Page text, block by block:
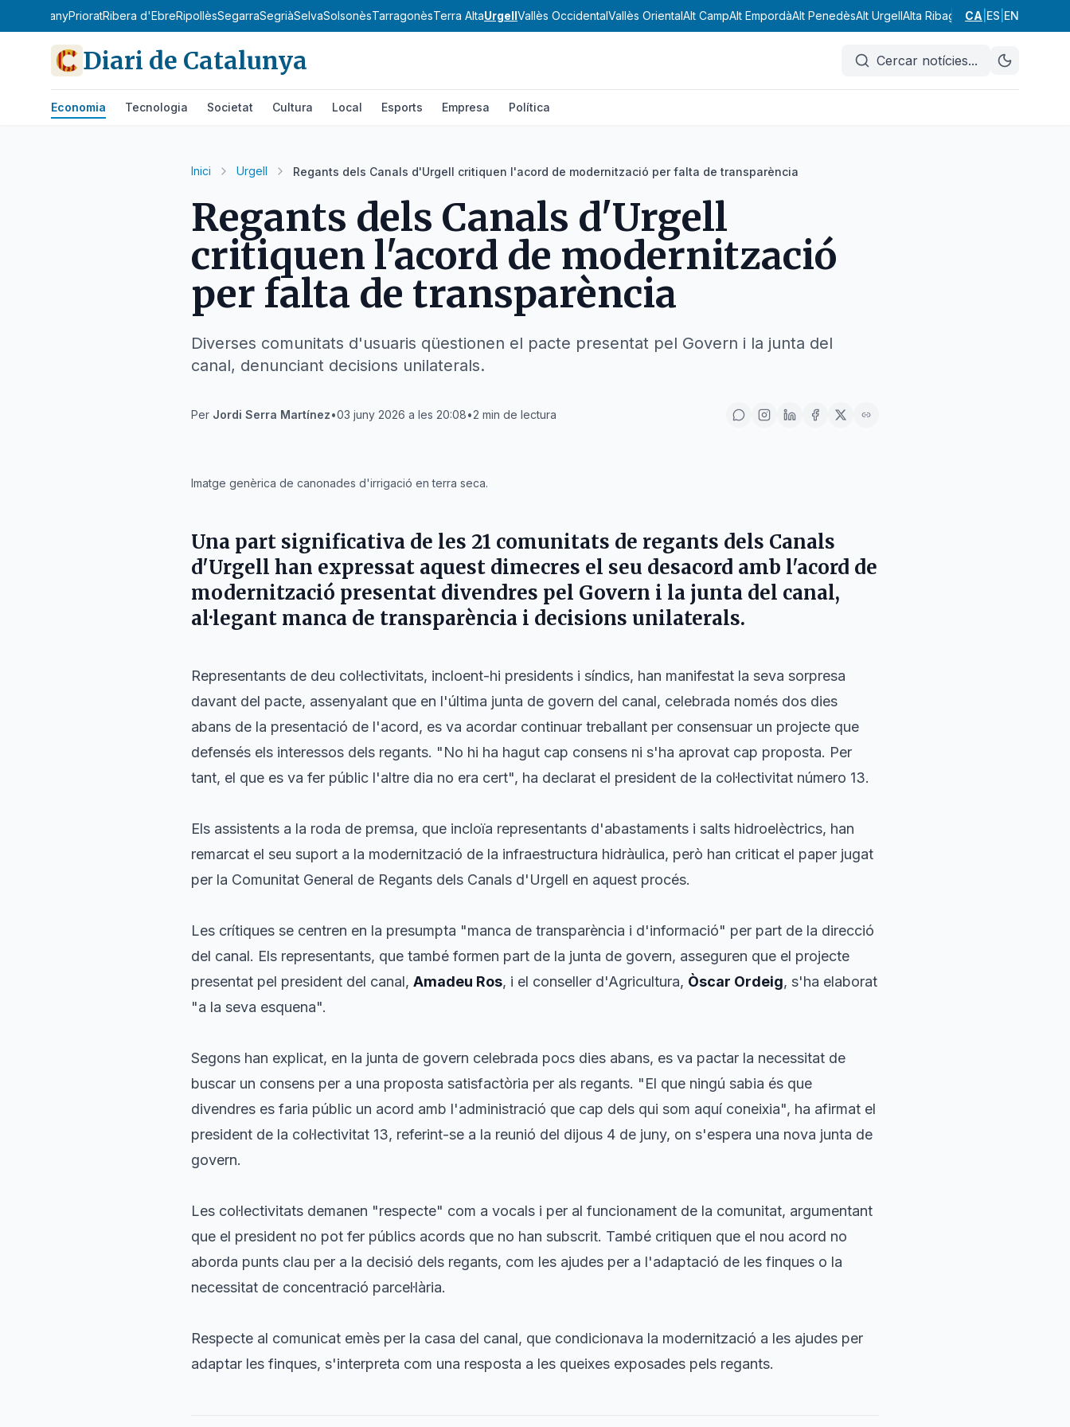
de l'EstanyPrioratRibera d'EbreRipollèsSegarraSegriàSelvaSolsonèsTarragonèsTerra AltaUrgellVallès OccidentalVallès OrientalAlt CampAlt EmpordàAlt PenedèsAlt UrgellAlta RibagorçaAnoiaAran
CA ES EN
Diari de Catalunya Cercar notícies...
Economia Tecnologia Societat Cultura Local Esports Empresa Política
Inici Urgell Regants dels Canals d'Urgell critiquen l'acord de modernització per falta de transparència
Regants dels Canals d'Urgell
critiquen l'acord de modernització
per falta de transparència
Diverses comunitats d'usuaris qüestionen el pacte presentat pel Govern i la junta del
canal, denunciant decisions unilaterals.
Per Jordi Serra Martínez•03 juny 2026 a les 20:08•2 min de lectura
Imatge genèrica de canonades d'irrigació en terra seca.
Una part significativa de les 21 comunitats de regants dels Canals
d'Urgell han expressat aquest dimecres el seu desacord amb l'acord de
modernització presentat divendres pel Govern i la junta del canal,
al·legant manca de transparència i decisions unilaterals.
Representants de deu col·lectivitats, incloent-hi presidents i síndics, han manifestat la seva sorpresa
davant del pacte, assenyalant que en l'última junta de govern del canal, celebrada només dos dies
abans de la presentació de l'acord, es va acordar continuar treballant per consensuar un projecte que
defensés els interessos dels regants. "No hi ha hagut cap consens ni s'ha aprovat cap proposta. Per
tant, el que es va fer públic l'altre dia no era cert", ha declarat el president de la col·lectivitat número 13.
Els assistents a la roda de premsa, que incloïa representants d'abastaments i salts hidroelèctrics, han
remarcat el seu suport a la modernització de la infraestructura hidràulica, però han criticat el paper jugat
per la Comunitat General de Regants dels Canals d'Urgell en aquest procés.
Les crítiques se centren en la presumpta "manca de transparència i d'informació" per part de la direcció
del canal. Els representants, que també formen part de la junta de govern, asseguren que el projecte
presentat pel president del canal, Amadeu Ros, i el conseller d'Agricultura, Òscar Ordeig, s'ha elaborat
"a la seva esquena".
Segons han explicat, en la junta de govern celebrada pocs dies abans, es va pactar la necessitat de
buscar un consens per a una proposta satisfactòria per als regants. "El que ningú sabia és que
divendres es faria públic un acord amb l'administració que cap dels qui som aquí coneixia", ha afirmat el
president de la col·lectivitat 13, referint-se a la reunió del dijous 4 de juny, on s'espera una nova junta de
govern.
Les col·lectivitats demanen "respecte" com a vocals i per al funcionament de la comunitat, argumentant
que el president no pot fer públics acords que no han subscrit. També critiquen que el nou acord no
aborda punts clau per a la decisió dels regants, com les ajudes per a l'adaptació de les finques o la
necessitat de concentració parcel·lària.
Respecte al comunicat emès per la casa del canal, que condicionava la modernització a les ajudes per
adaptar les finques, s'interpreta com una resposta a les queixes exposades pels regants.